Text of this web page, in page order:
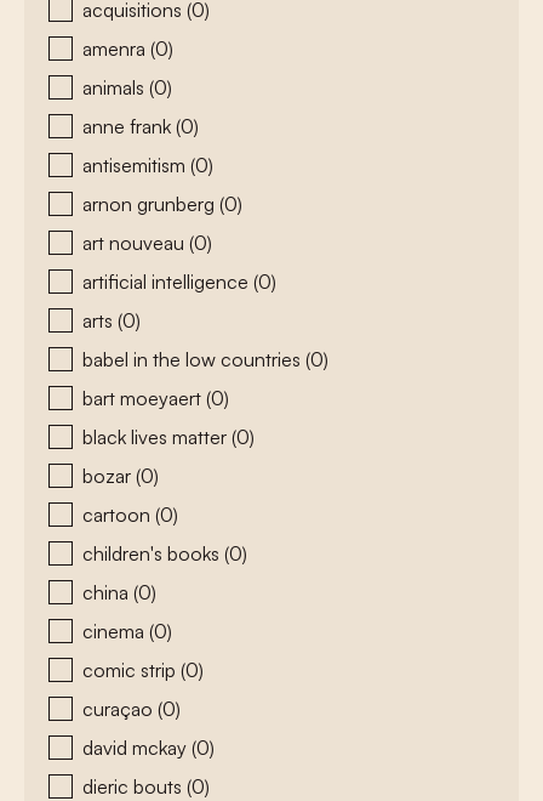
acquisitions (0)
amenra (0)
animals (0)
anne frank (0)
antisemitism (0)
arnon grunberg (0)
art nouveau (0)
artificial intelligence (0)
arts (0)
babel in the low countries (0)
bart moeyaert (0)
black lives matter (0)
bozar (0)
cartoon (0)
children's books (0)
china (0)
cinema (0)
comic strip (0)
curaçao (0)
david mckay (0)
dieric bouts (0)